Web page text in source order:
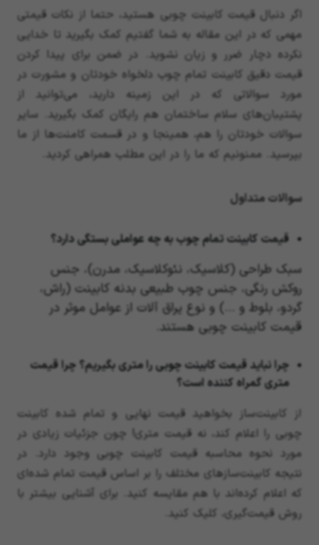
اگر دنبال قیمت کابینت چوبی هستید، حتما از نکات قیمتی
مهمی که در این مقاله به شما گفتیم کمک بگیرید تا خدایی
نکرده دچار ضرر و زیان نشوید. در ضمن برای پیدا کردن
قیمت دقیق کابینت تمام چوب دلخواه خودتان و مشورت در
مورد سوالاتی که در این زمینه دارید، می‌توانید از
پشتیبان‌های سلام ساختمان هم رایگان کمک بگیرید. سایر
سوالات خودتان را هم، همینجا و در قسمت کامنت‌ها از ما
بپرسید. ممنونیم که ما را در این مطلب همراهی کردید.
سوالات متداول
قیمت کابینت تمام چوب به چه عواملی بستگی دارد؟
سبک طراحی (کلاسیک، نئوکلاسیک، مدرن)، جنس
روکش رنگی، جنس چوب طبیعی بدنه کابینت (راش،
گردو، بلوط و …) و نوع یراق آلات از عوامل موثر در
قیمت کابینت چوبی هستند.
چرا نباید قیمت کابینت چوبی را متری بگیریم؟ چرا قیمت
متری گمراه کننده است؟
از کابینت‌ساز بخواهید قیمت نهایی و تمام شده کابینت
چوبی را اعلام کند، نه قیمت متری! چون جزئیات زیادی در
مورد نحوه محاسبه قیمت کابینت چوبی وجود دارد. در
نتیجه کابینت‌سازهای مختلف را بر اساس قیمت تمام شده‌ای
که اعلام کرده‌اند با هم مقایسه کنید. برای آشنایی بیشتر با
روش قیمت‌گیری، کلیک کنید.